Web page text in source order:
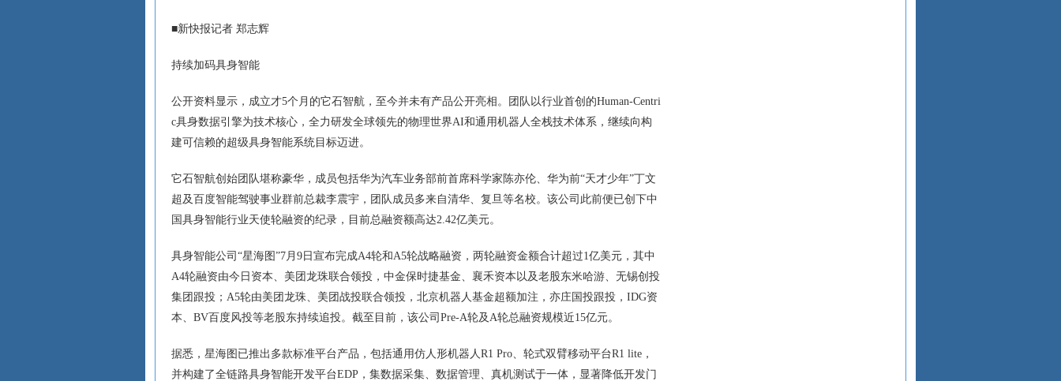
■新快报记者 郑志辉
持续加码具身智能
公开资料显示，成立才5个月的它石智航，至今并未有产品公开亮相。团队以行业首创的Human-Centri
c具身数据引擎为技术核心，全力研发全球领先的物理世界AI和通用机器人全栈技术体系，继续向构
建可信赖的超级具身智能系统目标迈进。
它石智航创始团队堪称豪华，成员包括华为汽车业务部前首席科学家陈亦伦、华为前“天才少年”丁文
超及百度智能驾驶事业群前总裁李震宇，团队成员多来自清华、复旦等名校。该公司此前便已创下中
国具身智能行业天使轮融资的纪录，目前总融资额高达2.42亿美元。
具身智能公司“星海图”7月9日宣布完成A4轮和A5轮战略融资，两轮融资金额合计超过1亿美元，其中
A4轮融资由今日资本、美团龙珠联合领投，中金保时捷基金、襄禾资本以及老股东米哈游、无锡创投
集团跟投；A5轮由美团龙珠、美团战投联合领投，北京机器人基金超额加注，亦庄国投跟投，IDG资
本、BV百度风投等老股东持续追投。截至目前，该公司Pre-A轮及A轮总融资规模近15亿元。
据悉，星海图已推出多款标准平台产品，包括通用仿人形机器人R1 Pro、轮式双臂移动平台R1 lite，
并构建了全链路具身智能开发平台EDP，集数据采集、数据管理、真机测试于一体，显著降低开发门